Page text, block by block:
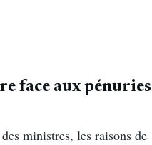
face aux pénuries
ministres, les raisons de